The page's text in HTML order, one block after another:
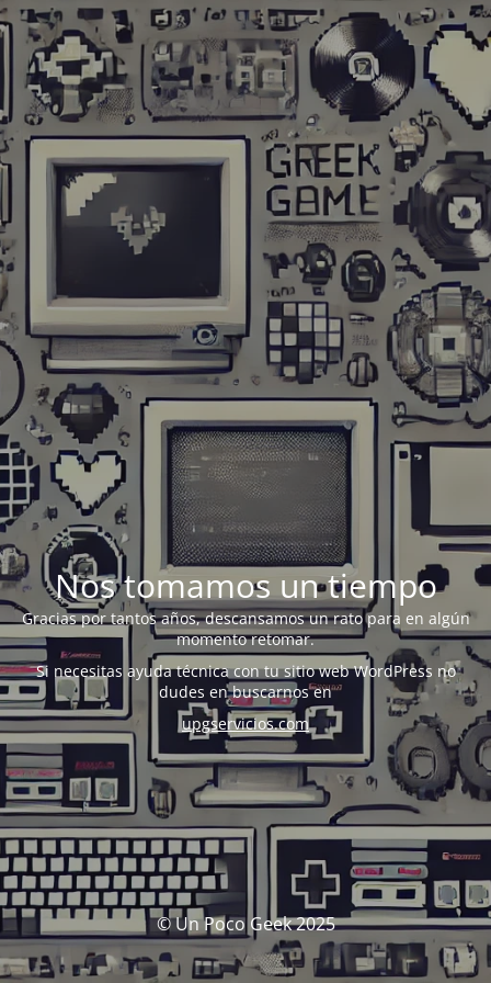
Nos tomamos un tiempo
Gracias por tantos años, descansamos un rato para en algún
momento retomar.
Si necesitas ayuda técnica con tu sitio web WordPress no
dudes en buscarnos en
upgservicios.com
© Un Poco Geek 2025